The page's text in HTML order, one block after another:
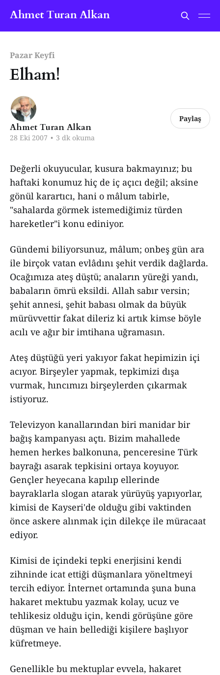
Ahmet Turan Alkan
Pazar Keyfi
Elham!
Ahmet Turan Alkan
28 Eki 2007 • 3 dk okuma
Paylaş
Değerli okuyucular, kusura bakmayınız; bu
haftaki konumuz hiç de iç açıcı değil; aksine
gönül karartıcı, hani o mâlum tabirle,
"sahalarda görmek istemediğimiz türden
hareketler"i konu ediniyor.
Gündemi biliyorsunuz, mâlum; onbeş gün ara
ile birçok vatan evlâdını şehit verdik dağlarda.
Ocağımıza ateş düştü; anaların yüreği yandı,
babaların ömrü eksildi. Allah sabır versin;
şehit annesi, şehit babası olmak da büyük
mürüvvettir fakat dileriz ki artık kimse böyle
acılı ve ağır bir imtihana uğramasın.
Ateş düştüğü yeri yakıyor fakat hepimizin içi
acıyor. Birşeyler yapmak, tepkimizi dışa
vurmak, hıncımızı birşeylerden çıkarmak
istiyoruz.
Televizyon kanallarından biri manidar bir
bağış kampanyası açtı. Bizim mahallede
hemen herkes balkonuna, penceresine Türk
bayrağı asarak tepkisini ortaya koyuyor.
Gençler heyecana kapılıp ellerinde
bayraklarla slogan atarak yürüyüş yapıyorlar,
kimisi de Kayseri'de olduğu gibi vaktinden
önce askere alınmak için dilekçe ile müracaat
ediyor.
Kimisi de içindeki tepki enerjisini kendi
zihninde icat ettiği düşmanlara yöneltmeyi
tercih ediyor. İnternet ortamında şuna buna
hakaret mektubu yazmak kolay, ucuz ve
tehlikesiz olduğu için, kendi görüşüne göre
düşman ve hain bellediği kişilere başlıyor
küfretmeye.
Genellikle bu mektuplar evvela, hakaret